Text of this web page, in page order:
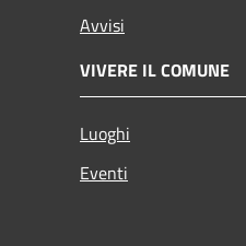
Avvisi
VIVERE IL COMUNE
Luoghi
Eventi